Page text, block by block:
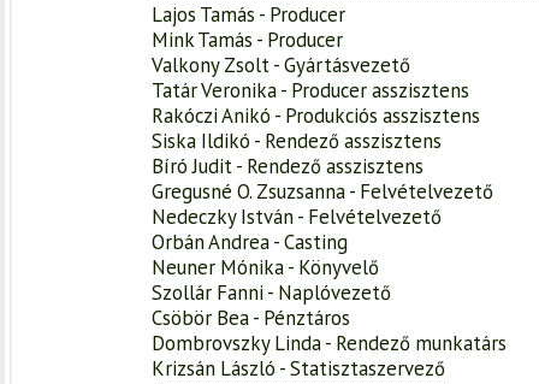
Lajos Tamás - Producer
Mink Tamás - Producer
Valkony Zsolt - Gyártásvezető
Tatár Veronika - Producer asszisztens
Rakóczi Anikó - Produkciós asszisztens
Siska Ildikó - Rendező asszisztens
Bíró Judit - Rendező asszisztens
Gregusné O. Zsuzsanna - Felvételvezető
Nedeczky István - Felvételvezető
Orbán Andrea - Casting
Neuner Mónika - Könyvelő
Szollár Fanni - Naplóvezető
Csöbör Bea - Pénztáros
Dombrovszky Linda - Rendező munkatárs
Krizsán László - Statisztaszervező